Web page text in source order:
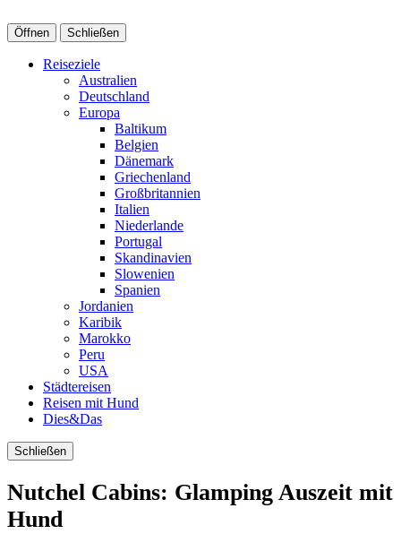
Öffnen Schließen
Reiseziele
Australien
Deutschland
Europa
Baltikum
Belgien
Dänemark
Griechenland
Großbritannien
Italien
Niederlande
Portugal
Skandinavien
Slowenien
Spanien
Jordanien
Karibik
Marokko
Peru
USA
Städtereisen
Reisen mit Hund
Dies&Das
Schließen
Nutchel Cabins: Glamping Auszeit mit
Hund